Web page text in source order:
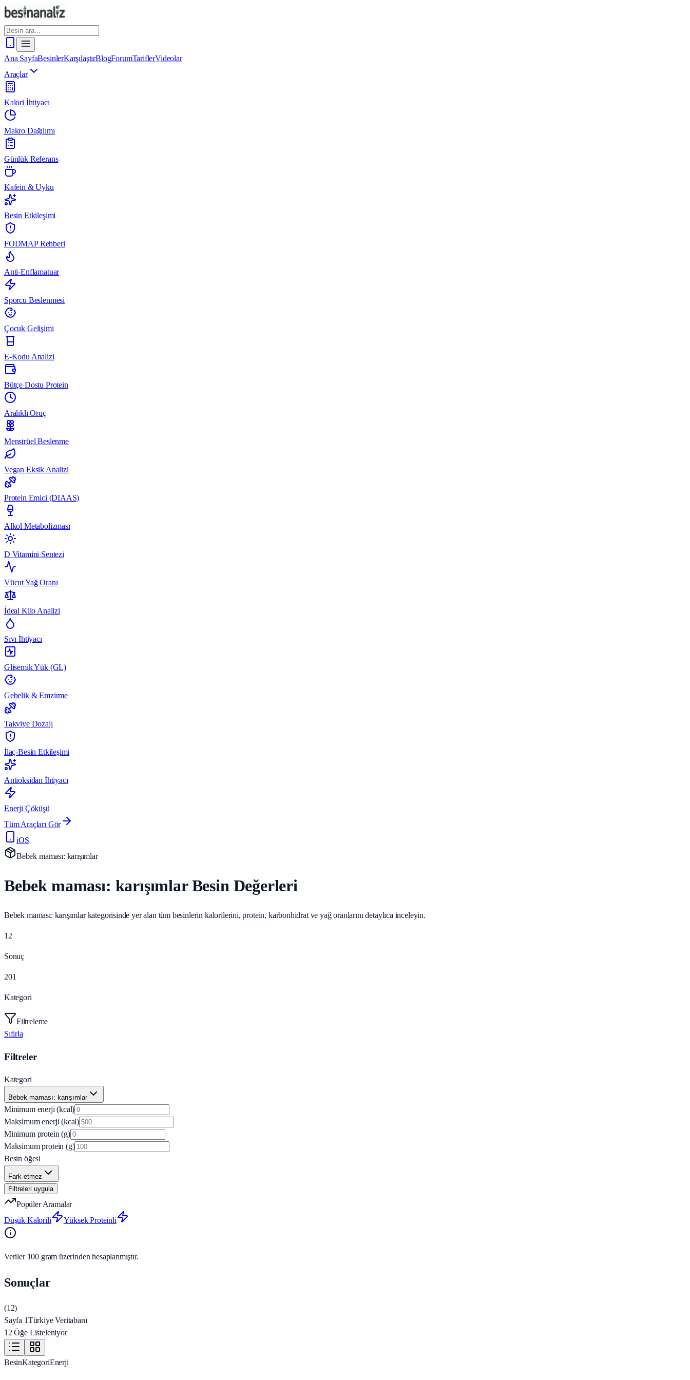
Ana SayfaBesinlerKarşılaştırBlogForumTariflerVideolar
Araçlar
Kalori İhtiyacı
Makro Dağılımı
Günlük Referans
Kafein & Uyku
Besin Etkileşimi
FODMAP Rehberi
Anti-Enflamatuar
Sporcu Beslenmesi
Çocuk Gelişimi
E-Kodu Analizi
Bütçe Dostu Protein
Aralıklı Oruç
Menstrüel Beslenme
Vegan Eksik Analizi
Protein Emici (DIAAS)
Alkol Metabolizması
D Vitamini Sentezi
Vücut Yağ Oranı
İdeal Kilo Analizi
Sıvı İhtiyacı
Glisemik Yük (GL)
Gebelik & Emzirme
Takviye Dozajı
İlaç-Besin Etkileşimi
Antioksidan İhtiyacı
Enerji Çöküşü
Tüm Araçları Gör
iOS
Bebek maması: karışımlar
Bebek maması: karışımlar Besin Değerleri
Bebek maması: karışımlar kategorisinde yer alan tüm besinlerin kalorilerini, protein, karbonhidrat ve yağ oranlarını detaylıca inceleyin.
12
Sonuç
201
Kategori
Filtreleme
Sıfırla
Filtreler
Kategori
Bebek maması: karışımlar
Minimum enerji (kcal)
Maksimum enerji (kcal)
Minimum protein (g)
Maksimum protein (g)
Besin öğesi
Fark etmez
Filtreleri uygula
Popüler Aramalar
Düşük Kalorili
Yüksek Proteinli
Veriler 100 gram üzerinden hesaplanmıştır.
Sonuçlar
(12)
Sayfa 1Türkiye Veritabanı
12 Öğe Listeleniyor
BesinKategoriEnerji